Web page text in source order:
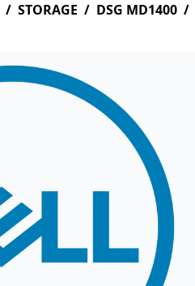
/ STORAGE / DSG MD1400 /